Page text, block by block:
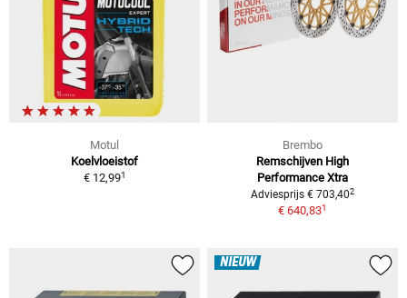
Motul
Koelvloeistof
€ 12,991
Brembo
Remschijven High
Performance Xtra
Adviesprijs € 703,402
€ 640,831
NIEUW